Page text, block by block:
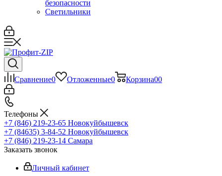
безопасности
Светильники
Сравнение0 Отложенные0 Корзина00
Телефоны
+7 (846) 219-23-65 Новокуйбышевск
+7 (84635) 3-84-52 Новокуйбышевск
+7 (846) 219-23-14 Самара
Заказать звонок
Личный кабинет